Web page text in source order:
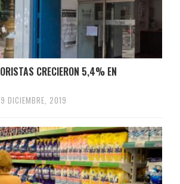
CRECIERON 5,4% EN
DICIEMBRE, 2019